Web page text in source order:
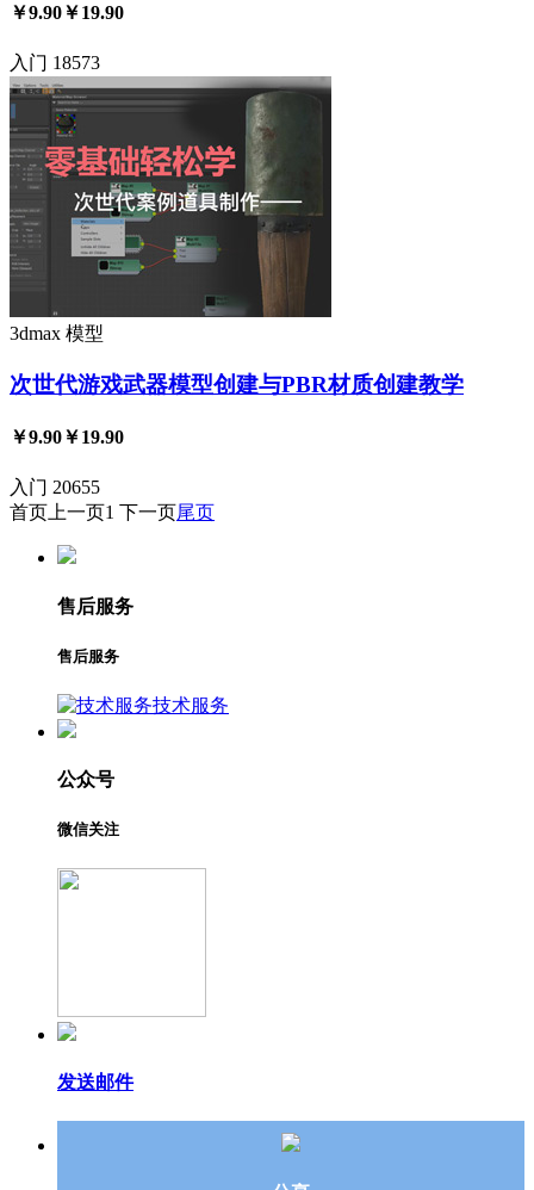
￥9.90￥19.90
入门 18573
3dmax 模型
次世代游戏武器模型创建与PBR材质创建教学
￥9.90￥19.90
入门 20655
首页 上一页1 下一页尾页
售后服务
售后服务
技术服务
公众号
微信关注
发送邮件